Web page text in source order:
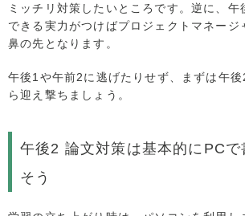
ミッチリ対策したいところです。逆に、午
できる実力がつけばプロジェクトマネージ
鼻の先となります。
午後1や午前2に逃げたりせず、まずは午
ら迎え撃ちましょう。
午後2 論文対策は基本的にPCで
そう